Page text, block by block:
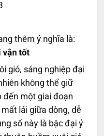
thêm ý nghĩa là:
vận tốt
gió, sáng nghiệp đại
không thể giữ
đến một giai đoạn
lái giữa dòng, dễ
số này là bậc đại ý